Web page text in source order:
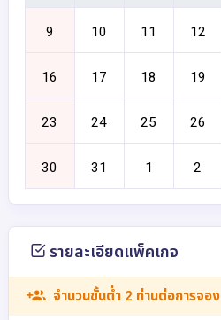
รายละเอียดแพ็คเกจ
จำนวนขั้นต่ำ 2 ท่านต่อการจอง